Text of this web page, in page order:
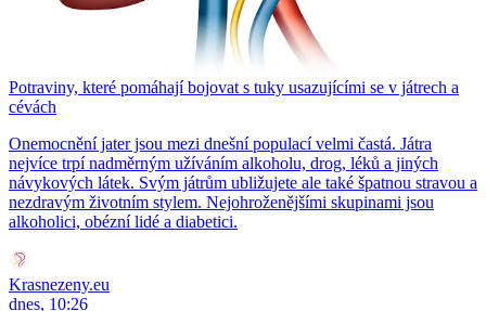
Potraviny, které pomáhají bojovat s tuky usazujícími se v játrech a
cévách
Onemocnění jater jsou mezi dnešní populací velmi častá. Játra
nejvíce trpí nadměrným užíváním alkoholu, drog, léků a jiných
návykových látek. Svým játrům ubližujete ale také špatnou stravou a
nezdravým životním stylem. Nejohroženějšími skupinami jsou
alkoholici, obézní lidé a diabetici.
Krasnezeny.eu
dnes, 10:26